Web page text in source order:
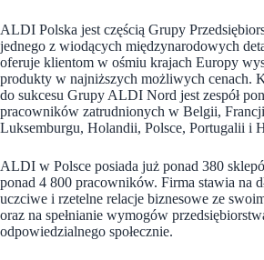
ALDI Polska jest częścią Grupy
jednego z wiodących międzynarodowych
oferuje klientom w ośmiu krajach Europy
produkty w najniższych możliwych cenach.
do sukcesu Grupy ALDI Nord jest zespół
pracowników zatrudnionych w Belgii,
Luksemburgu, Holandii, Polsce, Portugalii i
ALDI w Polsce posiada już ponad 380
ponad 4 800 pracowników. Firma stawia na
uczciwe i rzetelne relacje biznesowe ze
oraz na spełnianie wymogów
odpowiedzialnego społecznie.